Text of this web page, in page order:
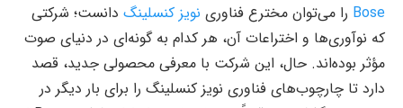
Bose را می‌توان مخترع فناوری نویز کنسلینگ دانست؛ شرکتی
که نوآوری‌ها و اختراعات آن، هر کدام به گونه‌ای در دنیای صوت
مؤثر بوده‌اند. حال، این شرکت با معرفی محصولی جدید، قصد
دارد تا چارچوب‌های فناوری نویز کنسلینگ را برای بار دیگر در